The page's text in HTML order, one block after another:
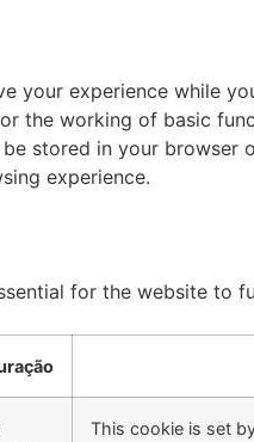
your experience while
the working of basic
stored in your
experience.
for the website to
This cookie is set